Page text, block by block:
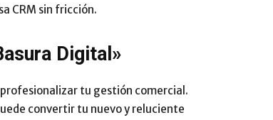
CRM sin fricción.
Digital»
tu gestión comercial.
convertir tu nuevo y reluciente